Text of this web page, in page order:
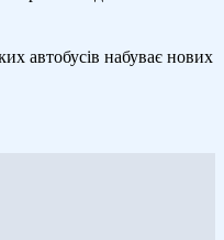
автобусів набуває нових